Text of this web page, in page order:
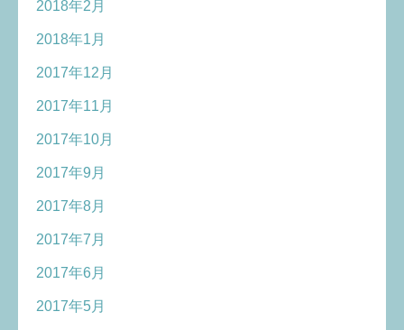
2018年2月
2018年1月
2017年12月
2017年11月
2017年10月
2017年9月
2017年8月
2017年7月
2017年6月
2017年5月